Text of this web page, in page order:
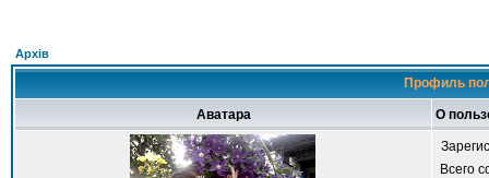
Архів
Профиль
Аватара О
Всего